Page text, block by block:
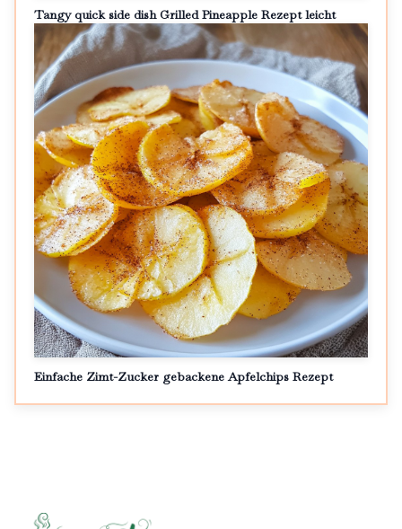
Tangy quick side dish Grilled Pineapple Rezept leicht
Einfache Zimt-Zucker gebackene Apfelchips Rezept